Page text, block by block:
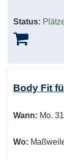
Status:
Body Fit
Wann: Mo.
Wo: